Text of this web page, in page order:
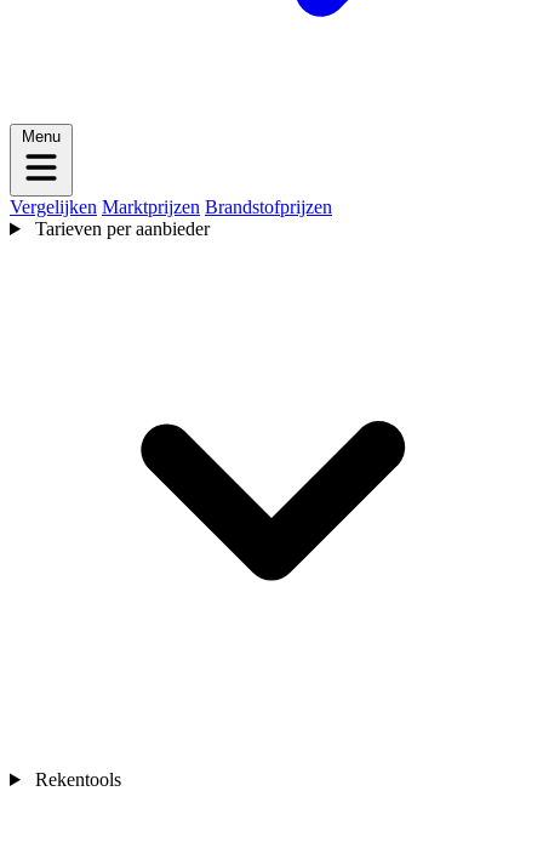
Menu
Vergelijken Marktprijzen Brandstofprijzen
Tarieven per aanbieder
Rekentools